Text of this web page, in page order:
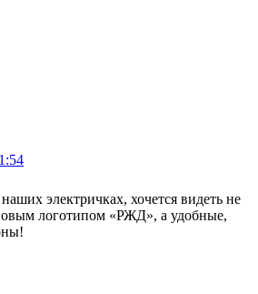
электричках, хочется видеть не
логотипом «РЖД», а удобные,